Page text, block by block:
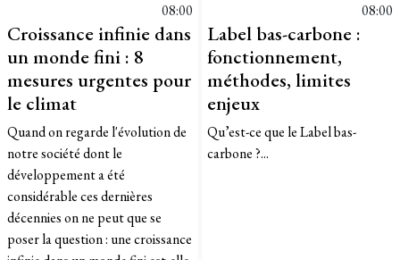
08:00
Croissance infinie dans
un monde fini : 8
mesures urgentes pour
le climat
Quand on regarde l'évolution de
notre société dont le
développement a été
considérable ces dernières
décennies on ne peut que se
poser la question : une croissance
08:00
Label bas-carbone :
fonctionnement,
méthodes, limites
enjeux
Qu’est-ce que le Label bas-
carbone ?...